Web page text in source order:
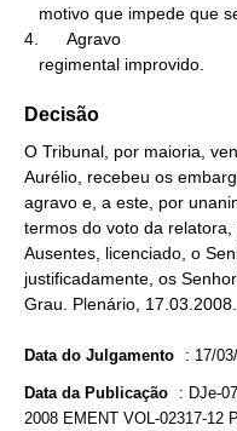
4.      Agravo
   regimental improvido.
Decisão
O Tribunal, por maioria,
Aurélio, recebeu os
agravo e, a este, por
termos do voto da
Ausentes, licenciado, o
justificadamente, os
Grau. Plenário, 17.03.2008.
Data do Julgamento : 17/
Data da Publicação : DJe-
2008 EMENT VOL-02317-12